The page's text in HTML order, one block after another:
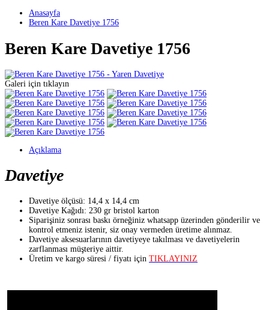
Anasayfa
Beren Kare Davetiye 1756
Beren Kare Davetiye 1756
Galeri için tıklayın
Açıklama
Davetiye
Davetiye ölçüsü: 14,4 x 14,4 cm
Davetiye Kağıdı: 230 gr bristol karton
Siparişiniz sonrası baskı örneğiniz whatsapp üzerinden gönderilir ve
kontrol etmeniz istenir, siz onay vermeden üretime alınmaz.
Davetiye aksesuarlarının davetiyeye takılması ve davetiyelerin
zarflanması müşteriye aittir.
Üretim ve kargo süresi / fiyatı için TIKLAYINIZ